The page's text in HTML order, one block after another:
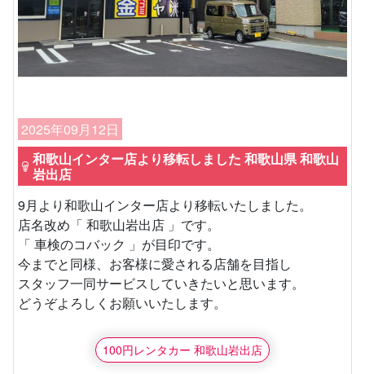
2025年09月12日
和歌山インター店より移転しました 和歌山県 和歌山
岩出店
9月より和歌山インター店より移転いたしました。
店名改め「 和歌山岩出店 」です。
「 車検のコバック 」が目印です。
今までと同様、お客様に愛される店舗を目指し
スタッフ一同サービスしていきたいと思います。
どうぞよろしくお願いいたします。
100円レンタカー 和歌山岩出店